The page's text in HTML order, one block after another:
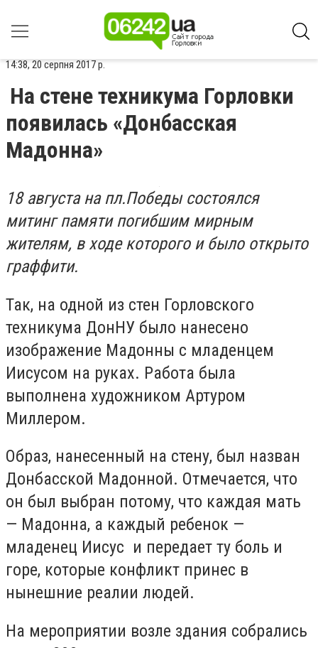
14:38, 20 серпня 2017 р.
На стене техникума Горловки
появилась «Донбасская
Мадонна»
18 августа на пл.Победы состоялся
митинг памяти погибшим мирным
жителям, в ходе которого и было открыто
граффити.
Так, на одной из стен Горловского
техникума ДонНУ было нанесено
изображение Мадонны с младенцем
Иисусом на руках. Работа была
выполнена художником Артуром
Миллером.
Образ, нанесенный на стену, был назван
Донбасской Мадонной. Отмечается, что
он был выбран потому, что каждая мать
— Мадонна, а каждый ребенок —
младенец Иисус и передает ту боль и
горе, которые конфликт принес в
нынешние реалии людей.
На мероприятии возле здания собрались